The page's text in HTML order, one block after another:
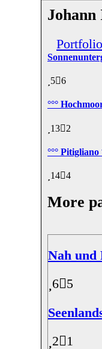
Portfolio
5 6
°°°
13 2
°°° Pitigliano
14 4
More
Nah und
6 5
2
1